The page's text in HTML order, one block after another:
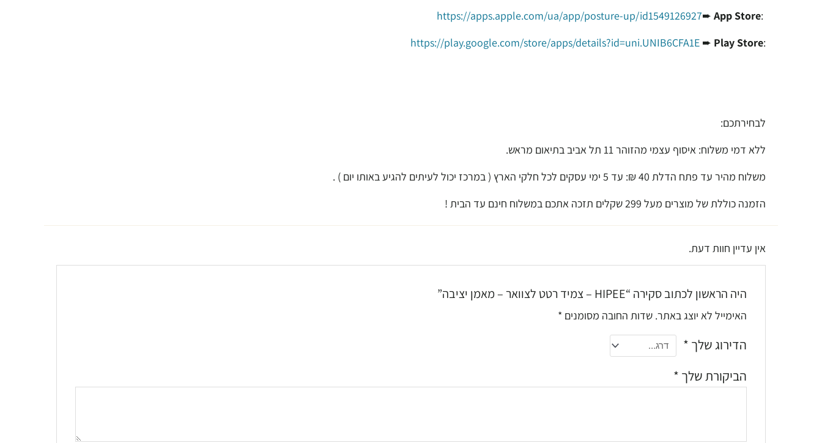
➨ App Store:
https://apps.apple.com/ua/app/posture-up/id1549126927
➨ Play Store:
https://play.google.com/store/apps/details?id=uni.UNIB6CFA1E
לבחירתכם:
ללא דמי משלוח: איסוף עצמי מהזוהר 11 תל אביב בתיאום מראש.
משלוח מהיר עד פתח הדלת 40 ₪: עד 5 ימי עסקים לכל חלקי הארץ ( במרכז יכול לעיתים להגיע באותו יום ) .
הזמנה כוללת של מוצרים מעל 299 שקלים תזכה אתכם במשלוח חינם עד הבית !
אין עדיין חוות דעת.
היה הראשון לכתוב סקירה “HIPEE – צמיד רטט לצוואר – מאמן יציבה”
האימייל לא יוצג באתר. שדות החובה מסומנים*
הדירוג שלך *
הביקורת שלך *